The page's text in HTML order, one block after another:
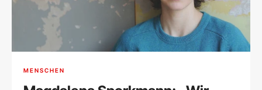
MENSCHEN